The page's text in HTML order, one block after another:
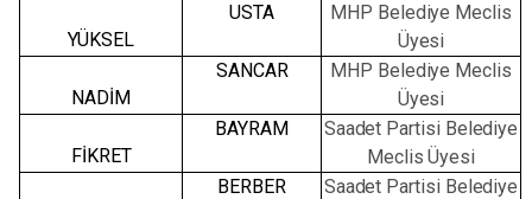
YÜKSEL
USTA MHP Belediye Meclis
Üyesi
NADİM
SANCAR MHP Belediye Meclis
Üyesi
FİKRET
BAYRAM
Saadet Partisi Belediye
Meclis Üyesi
BERBER
Saadet Partisi Belediye